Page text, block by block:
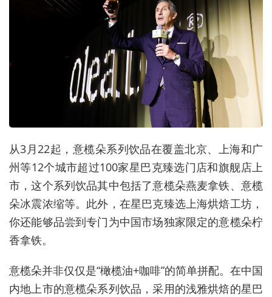
从3月22起，意榄朵系列饮品在覆盖北京、上海和广
州等12个城市超过100家星巴克臻选门店和旗舰店上
市，这个系列饮品其中包括了意榄朵燕麦拿铁、意榄
朵冰震浓缩等。此外，在星巴克臻选上海烘焙工坊，
你还能够品尝到专门为中国市场独家限定的意榄朵柠
香拿铁。
意榄朵并非仅仅是“橄榄油+咖啡”的简单拼配。在中国
内地上市的意榄朵系列饮品，采用的浅雅烘焙的星巴